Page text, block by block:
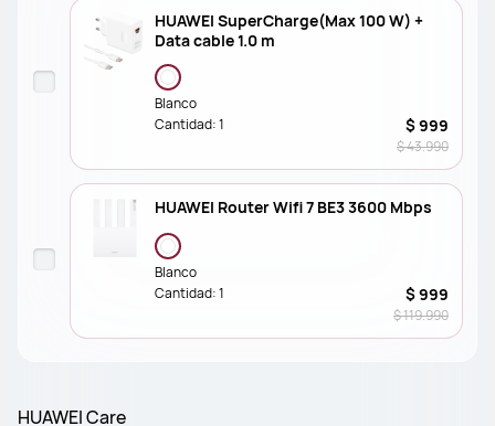
HUAWEI SuperCharge(Max 100 W) +
Data cable 1.0 m
Blanco
$ 999
$ 43.990
Cantidad:1
HUAWEI Router Wifi 7 BE3 3600 Mbps
Blanco
$ 999
$ 119.990
Cantidad:1
HUAWEI Care